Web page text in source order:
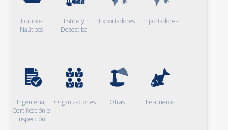
Equipos
Naúticos
Estiba y
Desestiba
Exportadores Importadores
Ingeniería,
Certificación e
Inspección
Organizaciones Otras Pesqueros